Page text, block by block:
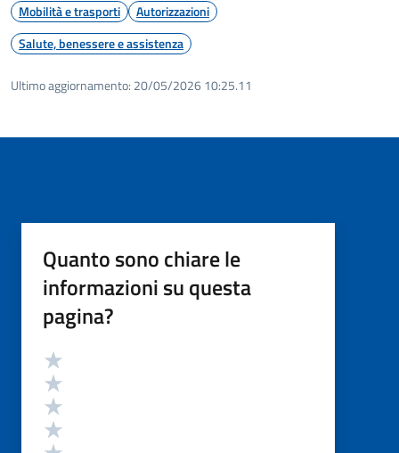
Mobilità e trasporti
Autorizzazioni
Salute, benessere e assistenza
Ultimo aggiornamento: 20/05/2026 10:25.11
Quanto sono chiare le
informazioni su questa
pagina?
Valutazione